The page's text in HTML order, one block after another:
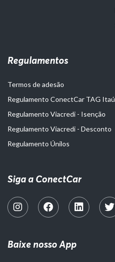
Regulamentos
Termos de adesão
Regulamento ConectCar TAG Itaú
Regulamento Viacredi - Isenção
Regulamento Viacredi - Desconto
Regulamento Únilos
Siga a ConectCar
Baixe nosso App